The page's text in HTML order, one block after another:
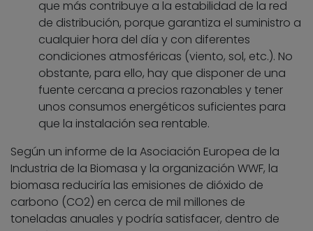
que más contribuye a la estabilidad de la red
de distribución, porque garantiza el suministro a
cualquier hora del día y con diferentes
condiciones atmosféricas (viento, sol, etc.). No
obstante, para ello, hay que disponer de una
fuente cercana a precios razonables y tener
unos consumos energéticos suficientes para
que la instalación sea rentable.
Según un informe de la Asociación Europea de la
Industria de la Biomasa y la organización WWF, la
biomasa reduciría las emisiones de dióxido de
carbono (CO2) en cerca de mil millones de
toneladas anuales y podría satisfacer, dentro de